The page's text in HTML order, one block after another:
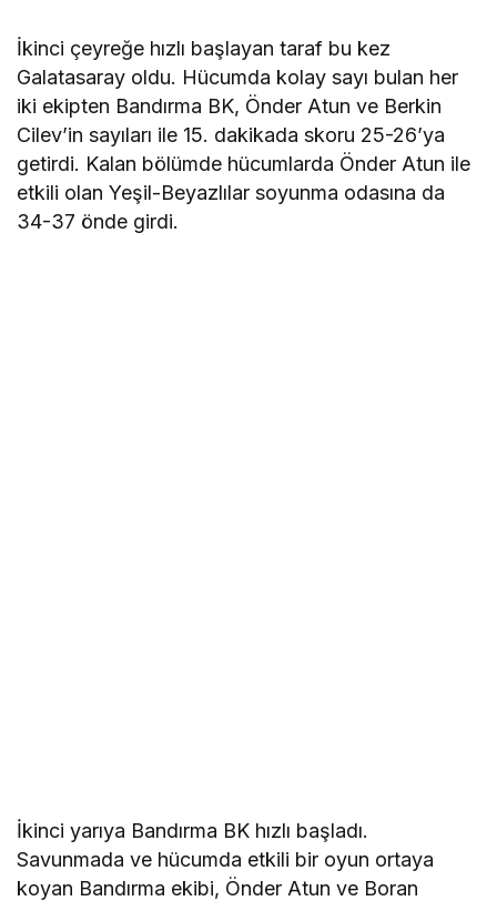
İkinci çeyreğe hızlı başlayan taraf bu kez
Galatasaray oldu. Hücumda kolay sayı bulan her
iki ekipten Bandırma BK, Önder Atun ve Berkin
Cilev’in sayıları ile 15. dakikada skoru 25-26’ya
getirdi. Kalan bölümde hücumlarda Önder Atun ile
etkili olan Yeşil-Beyazlılar soyunma odasına da
34-37 önde girdi.
İkinci yarıya Bandırma BK hızlı başladı.
Savunmada ve hücumda etkili bir oyun ortaya
koyan Bandırma ekibi, Önder Atun ve Boran